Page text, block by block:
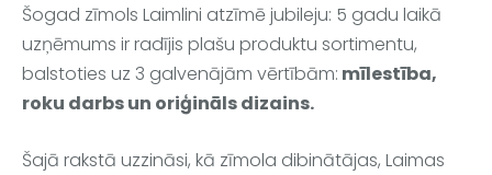
Šogad zīmols Laimlini atzīmē jubileju: 5 gadu laikā
uzņēmums ir radījis plašu produktu sortimentu,
balstoties uz 3 galvenājām vērtībām: mīlestība,
roku darbs un oriģināls dizains.
Šajā rakstā uzzināsi, kā zīmola dibinātājas, Laimas